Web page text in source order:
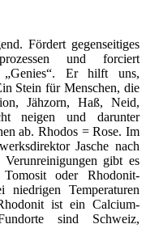
Fördert gegenseitiges
und forciert
„Genies“. Er hilft uns,
Stein für Menschen, die
Jähzorn, Haß, Neid,
neigen und darunter
ab. Rhodos = Rose. Im
Ja­sche nach
gibt es
oder Rhodonit-
niedrigen Temperatu­ren
ist ein Calcium-
sind Schweiz,